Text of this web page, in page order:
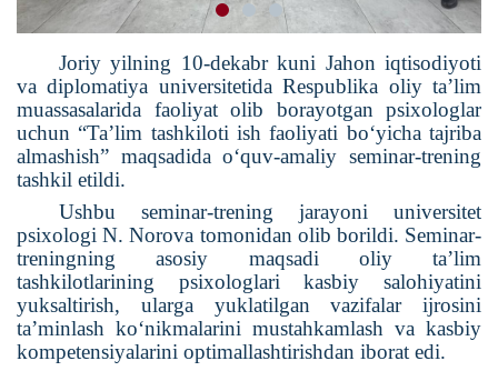
Joriy yilning 10-dekabr kuni Jahon iqtisodiyoti
va diplomatiya universitetida Respublika oliy ta’lim
muassasalarida faoliyat olib borayotgan psixologlar
uchun “Ta’lim tashkiloti ish faoliyati bo‘yicha tajriba
almashish” maqsadida o‘quv-amaliy seminar-trening
tashkil etildi.
Ushbu seminar-trening jarayoni universitet
psixologi N. Norova tomonidan olib borildi. Seminar-
treningning asosiy maqsadi oliy ta’lim
tashkilotlarining psixologlari kasbiy salohiyatini
yuksaltirish, ularga yuklatilgan vazifalar ijrosini
ta’minlash ko‘nikmalarini mustahkamlash va kasbiy
kompetensiyalarini optimallashtirishdan iborat edi.